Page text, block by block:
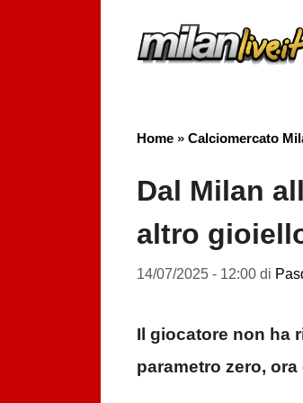
Home » Calciomercato
Dal Milan
altro
14/07/2025 - 12:00 di
Il giocatore non ha
parametro zero,